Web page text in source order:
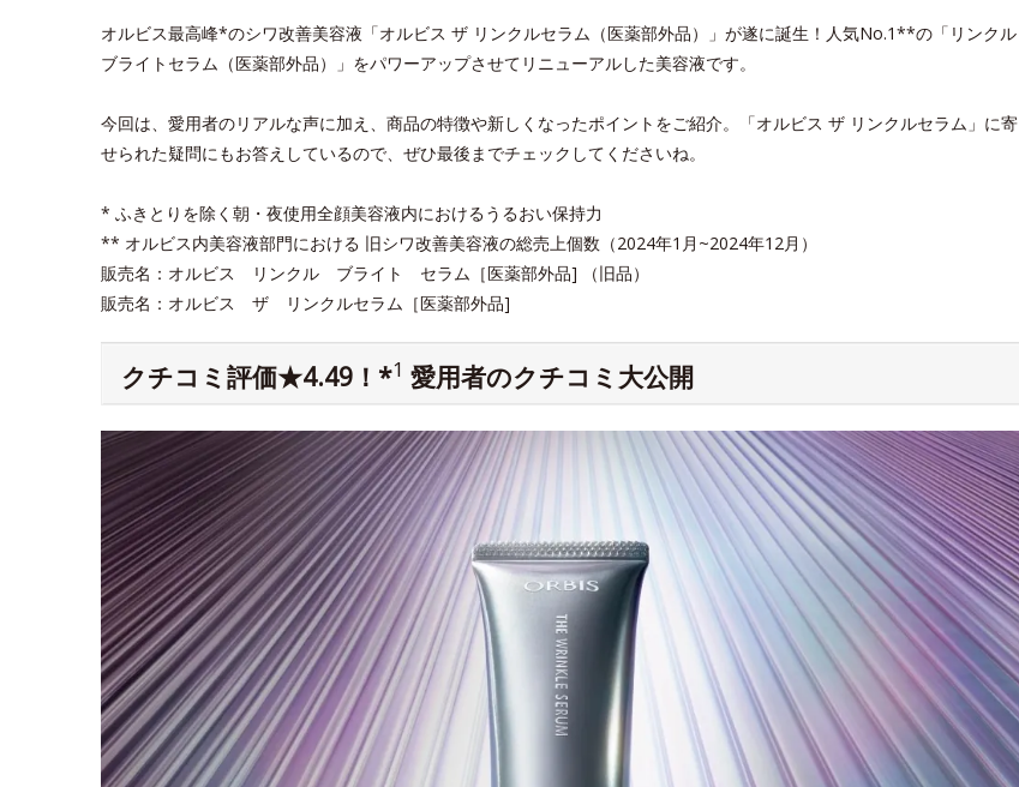
オルビス最高峰*のシワ改善美容液「オルビス ザ リンクルセラム（医薬部外品）」が遂に誕生！人気No.1**の「リンクル
ブライトセラム（医薬部外品）」をパワーアップさせてリニューアルした美容液です。
今回は、愛用者のリアルな声に加え、商品の特徴や新しくなったポイントをご紹介。「オルビス ザ リンクルセラム」に寄
せられた疑問にもお答えしているので、ぜひ最後までチェックしてくださいね。
* ふきとりを除く朝・夜使用全顔美容液内におけるうるおい保持力
** オルビス内美容液部門における 旧シワ改善美容液の総売上個数（2024年1月~2024年12月）
販売名：オルビス リンクル ブライト セラム［医薬部外品] （旧品）
販売名：オルビス ザ リンクルセラム［医薬部外品]
クチコミ評価★4.49！*1 愛用者のクチコミ大公開